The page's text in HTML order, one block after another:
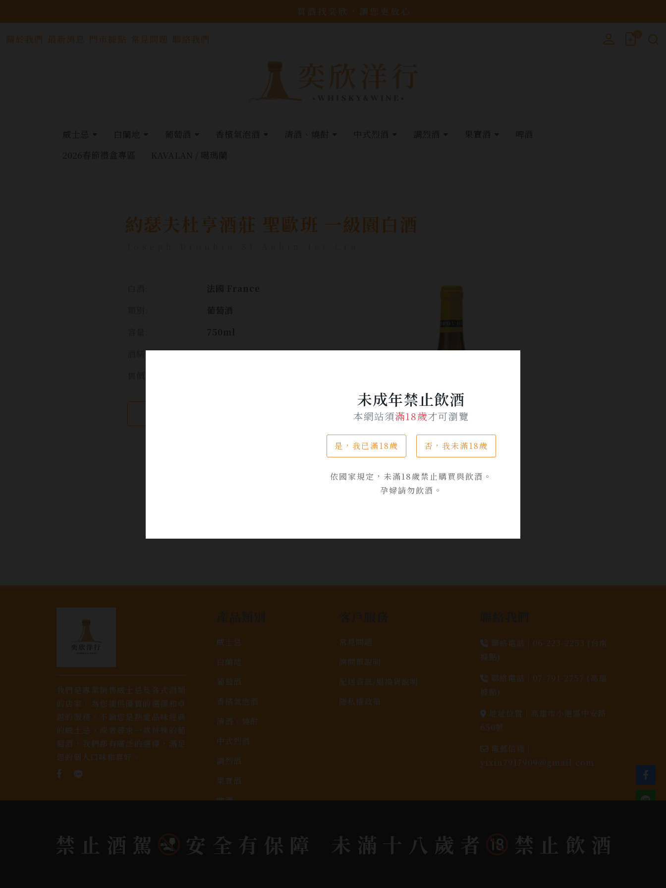
未成年禁止飲酒
本網站須滿18歲才可瀏覽
是，我已滿18歲 否，我未滿18歲
依國家規定，未滿18歲禁止購買與飲酒。
孕婦請勿飲酒。
買酒找奕欣，讓您更放心
關於我們 最新消息 門市據點 常見問題 聯絡我們
威士忌 白蘭地 葡萄酒 香檳氣泡酒 清酒、燒酎 中式烈酒 調烈酒 果實酒
啤酒
2026春節禮盒專區
KAVALAN / 噶瑪蘭
約瑟夫杜亨酒莊 聖歐班 一級園白酒
酒精濃度:
N/A
我們是專業銷售威士忌及各式酒類
的店家，為您提供優質的選擇和卓
越的服務。不論您是熱愛品味經典
的威士忌，或者尋求一款特殊的葡
萄酒，我們都有廣泛的選擇，滿足
您的個人口味和喜好。
威士忌
白蘭地
葡萄酒
香檳氣泡酒
清酒、燒酎
中式烈酒
調烈酒
果實酒
啤酒
KAVALAN / 噶瑪蘭
常見問題
詢問單說明
配送資訊/退換貨說明
隱私權政策
聯絡電話 | 06-223-2253 (台南
據點)
聯絡電話 | 07-791-2757 (高雄
據點)
地址位置 | 高雄市小港區中安路
650號
電郵信箱 |
yixin7917909@gmail.com
禁止酒駕 安全有保障 未滿十八歲者 禁止飲酒